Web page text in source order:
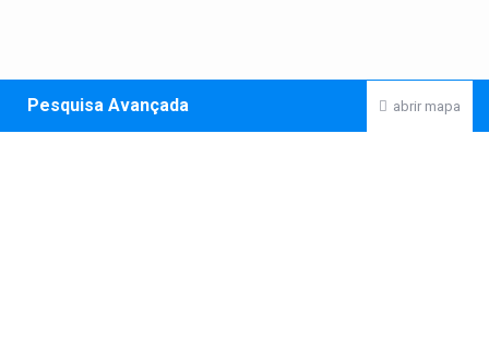
abrir mapa
Pesquisa Avançada